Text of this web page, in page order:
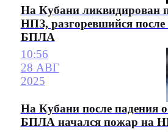
На Кубани ликвидирован
НПЗ, разгоревшийся после
БПЛА
10:56
28 АВГ
2025
На Кубани после падения
БПЛА начался пожар на